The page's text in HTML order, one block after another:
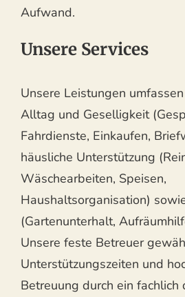
Aufwand.
Unsere Services
Unsere Leistungen
Alltag und Geselligkeit
Fahrdienste, Einkaufen,
häusliche Unterstützung
Wäschearbeiten, Speisen,
Haushaltsorganisation)
(Gartenunterhalt,
Unsere feste Betreuer
Unterstützungszeiten und
Betreuung durch ein fachlich